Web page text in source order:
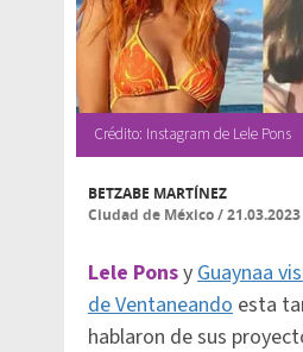
Crédito: Instagram de Lele Pons
BETZABE MARTÍNEZ
Ciudad de México/
Lele PonsyGuaynaa
de Ventaneando esta
hablaron de sus